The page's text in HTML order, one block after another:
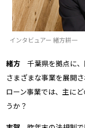
インタビュアー 緒方耕一
緒方 千葉県を拠点に
さまざまな事業を展開
ローン事業では、主に
うか？